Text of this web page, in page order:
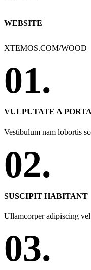
WEBSITE
XTEMOS.COM/WOOD
01.
VULPUTATE A PORTA
Vestibulum nam lobortis
02.
SUSCIPIT HABITANT
Ullamcorper adipiscing vel
03.